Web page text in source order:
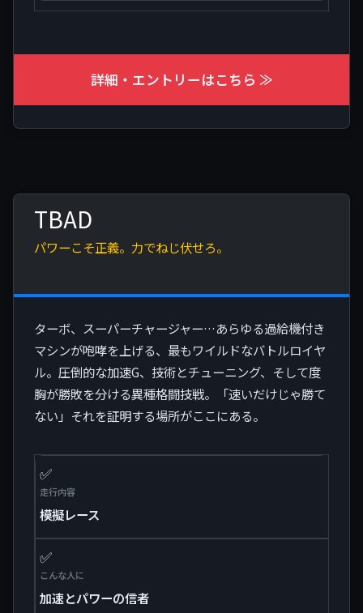
詳細・エントリーはこちら ≫
TBAD
パワーこそ正義。力でねじ伏せろ。
ターボ、スーパーチャージャー…あらゆる過給機付き
マシンが咆哮を上げる、最もワイルドなバトルロイヤ
ル。圧倒的な加速G、技術とチューニング、そして度
胸が勝敗を分ける異種格闘技戦。「速いだけじゃ勝て
ない」それを証明する場所がここにある。
✅
走行内容
模擬レース
✅
こんな人に
加速とパワーの信者